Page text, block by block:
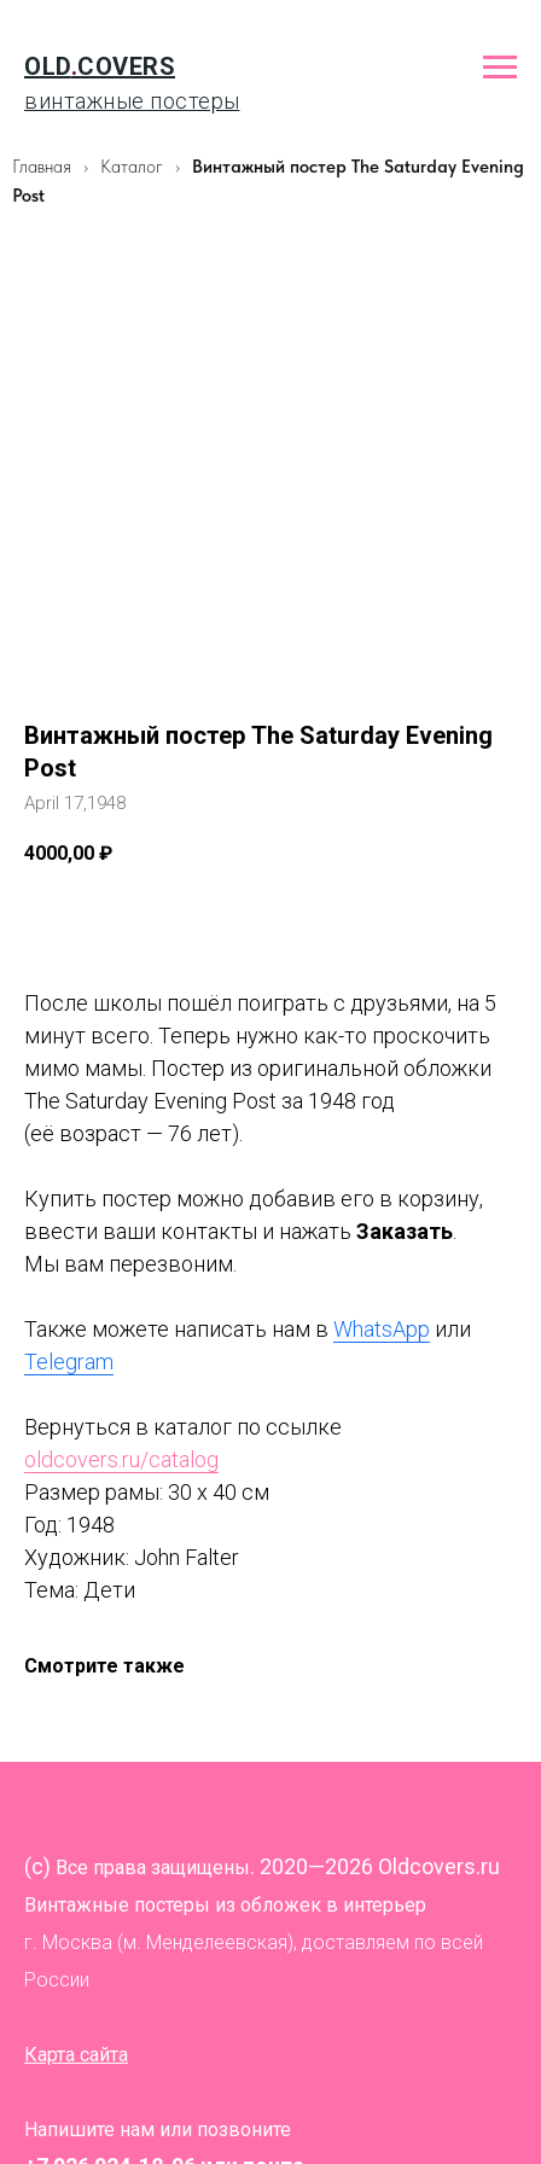
OLD.COVERS
винтажные постеры
Главная Каталог
Винтажный постер The Saturday Evening
Post
Винтажный постер The Saturday Evening
Post
April 17,1948
4000,00 ₽
После школы пошёл поиграть с друзьями, на 5
минут всего. Теперь нужно как-то проскочить
мимо мамы. Постер из оригинальной обложки
The Saturday Evening Post за 1948 год
(её возраст — 76 лет).
Купить постер можно добавив его в корзину,
ввести ваши контакты и нажать Заказать.
Мы вам перезвоним.
Также можете написать нам в WhatsApp или
Telegram
Вернуться в каталог по ссылке
oldcovers.ru/catalog
Размер рамы: 30 x 40 см
Год: 1948
Художник: John Falter
Тема: Дети
Смотрите также
(c) Все права защищены. 2020—2026 Oldcovers.ru
Винтажные постеры из обложек в интерьер
г. Москва (м. Менделеевская), доставляем по всей
России
Карта сайта
Напишите нам или позвоните